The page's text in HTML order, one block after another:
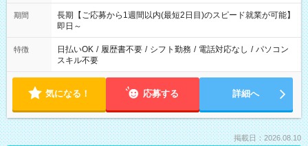
期間
長期【ご応募から1週間以内(最短2日目)のスピード就業が可能】
即日～
特徴 日払いOK / 履歴書不要 / シフト勤務 / 電話対応なし / パソコン
スキル不要
気になる！ 応募する 詳細へ
掲載日：2026.08.10